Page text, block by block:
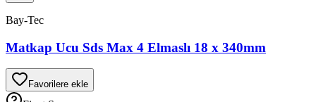
Bay-Tec
Matkap Ucu Sds Max 4 Elmaslı 18 x 340mm
Favorilere ekle